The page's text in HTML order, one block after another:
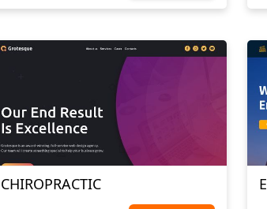
CHIROPRACTIC